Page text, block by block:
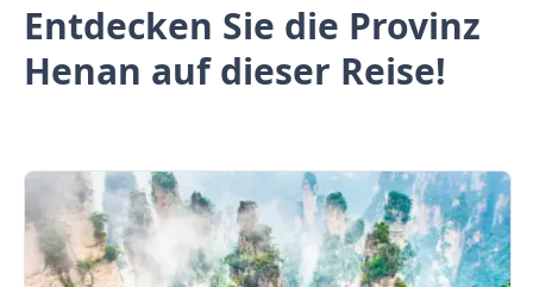
Entdecken Sie die Provinz
Henan auf dieser Reise!